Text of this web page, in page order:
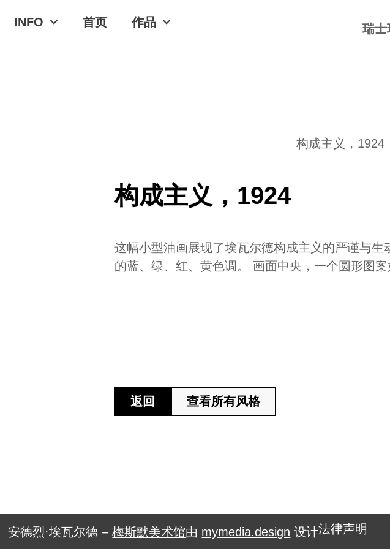
INFO 首页 作品 瑞士
构成主义，1924
构成主义，1924
这幅小型油画展现了埃瓦尔德构成主义的严谨与
的蓝、绿、红、黄色调。 画面中央，一个圆形图
返回 查看所有风格
安德烈·埃瓦尔德 –梅斯默美术馆由 mymedia.design 设计法律声明